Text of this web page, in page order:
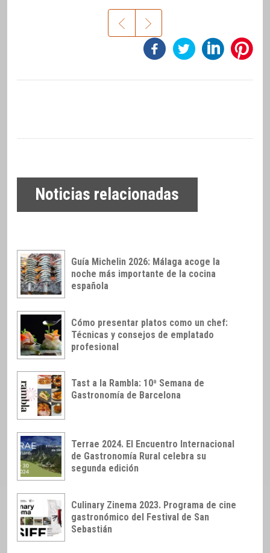
Noticias relacionadas
Guía Michelin 2026: Málaga acoge la
noche más importante de la cocina
española
Cómo presentar platos como un chef:
Técnicas y consejos de emplatado
profesional
Tast a la Rambla: 10ª Semana de
Gastronomía de Barcelona
Terrae 2024. El Encuentro Internacional
de Gastronomía Rural celebra su
segunda edición
Culinary Zinema 2023. Programa de cine
gastronómico del Festival de San
Sebastián